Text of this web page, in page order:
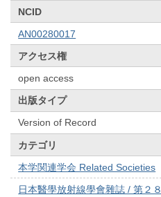
NCID
AN00280017
アクセス権
open access
出版タイプ
Version of Record
カテゴリ
本学関連学会 Related Societies
日本醫學放射線學會雜誌 / 第２